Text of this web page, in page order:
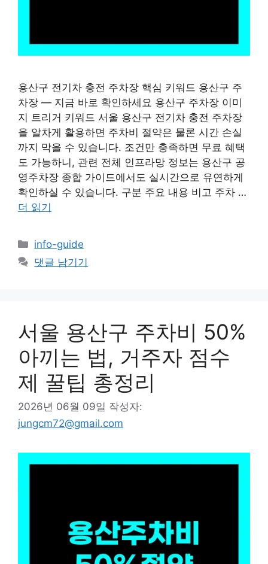
용산구 전기차 충전 주차장 핵심 키워드 용산구 주
차장 — 지금 바로 확인하세요 용산구 주차장 이미
지 트리거 키워드 서울 용산구 전기차 충전 주차장
을 알차게 활용하면 주차비 절약은 물론 시간 손실
까지 막을 수 있습니다. 조건만 충족하면 무료 혜택
도 가능하니, 관련 전체 인프라망 정보는 용산구 공
영주차장 종합 가이드에서도 실시간으로 유연하게
확인하실 수 있습니다. 구분 주요 내용 비고 주차 …
더 읽기
카
테
고
info-guide
댓글 남기기
서울 용산구 주차비 50%
아끼는 법, 거주자 점수
제 꿀팁 총정리
2026년 06월 09일 작성자:
jungcm72@gmail.com